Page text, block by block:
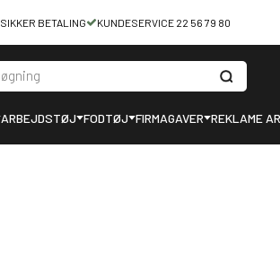
SIKKER BETALING KUNDESERVICE 22 56 79 80
ARBEJDSTØJ FODTØJ FIRMAGAVER REKLAME